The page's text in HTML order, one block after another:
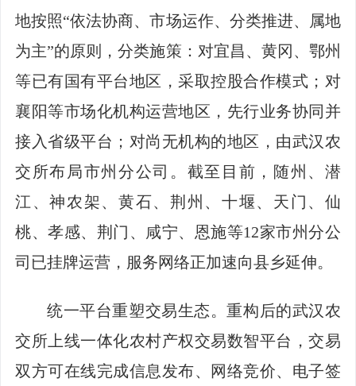
地按照“依法协商、市场运作、分类推进、属地
为主”的原则，分类施策：对宜昌、黄冈、鄂州
等已有国有平台地区，采取控股合作模式；对
襄阳等市场化机构运营地区，先行业务协同并
接入省级平台；对尚无机构的地区，由武汉农
交所布局市州分公司。截至目前，随州、潜
江、神农架、黄石、荆州、十堰、天门、仙
桃、孝感、荆门、咸宁、恩施等12家市州分公
司已挂牌运营，服务网络正加速向县乡延伸。
统一平台重塑交易生态。重构后的武汉农
交所上线一体化农村产权交易数智平台，交易
双方可在线完成信息发布、网络竞价、电子签